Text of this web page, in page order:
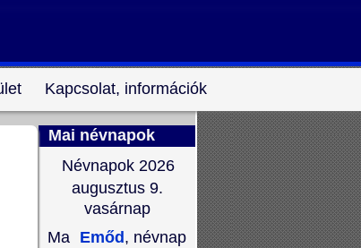
Kapcsolat, információk
Mai névnapok
Névnapok 2026
augusztus 9.
vasárnap
Ma Emőd , névnap